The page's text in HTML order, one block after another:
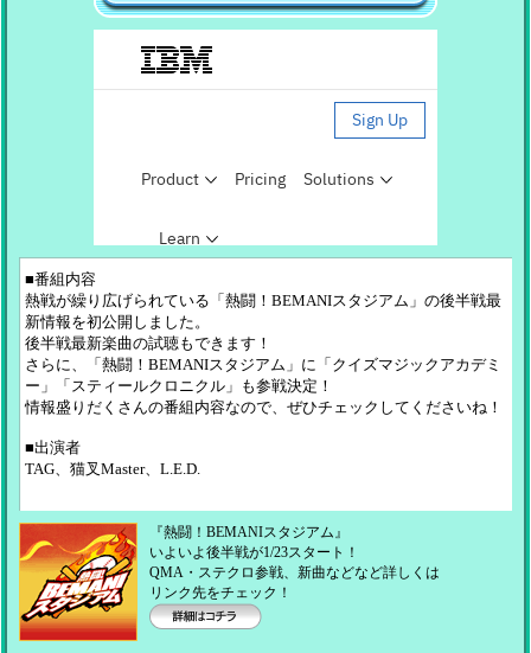
YouTubeで聴く
■番組内容
熱戦が繰り広げられている「熱闘！BEMANIスタジアム」の後半戦最
新情報を初公開しました。
後半戦最新楽曲の試聴もできます！
さらに、「熱闘！BEMANIスタジアム」に「クイズマジックアカデミ
ー」「スティールクロニクル」も参戦決定！
情報盛りだくさんの番組内容なので、ぜひチェックしてくださいね！
■出演者
TAG、猫叉Master、L.E.D.
『熱闘！BEMANIスタジアム』
いよいよ後半戦が1/23スタート！
QMA・ステクロ参戦、新曲などなど詳しくは
リンク先をチェック！